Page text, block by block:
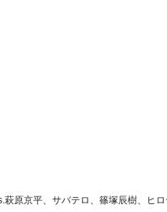
萩原京平、サバテロ、篠塚辰樹、ヒ